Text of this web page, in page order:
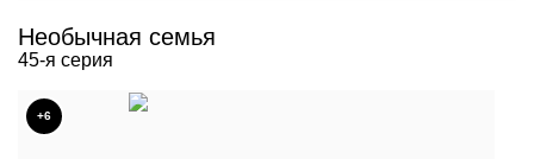
Необычная семья
45-я серия
+6